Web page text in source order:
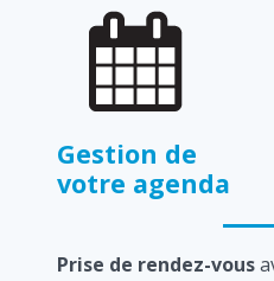
Gestion de
votre agenda
Prise de rendez-vous